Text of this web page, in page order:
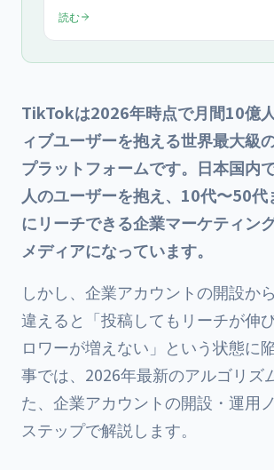
ォームを選ぶための判断基準と業種別おすす
読む
TikTokは2026年時点で月間10億
ィブユーザーを抱える世界最大級
プラットフォームです。日本国内
人のユーザーを抱え、10代〜50代
にリーチできる企業マーケティン
メディアになっています。
しかし、企業アカウントの開設か
違えると「投稿してもリーチが伸
ロワーが増えない」という状態に
事では、2026年最新のアルゴリズ
た、企業アカウントの開設・運用
ステップで解説します。